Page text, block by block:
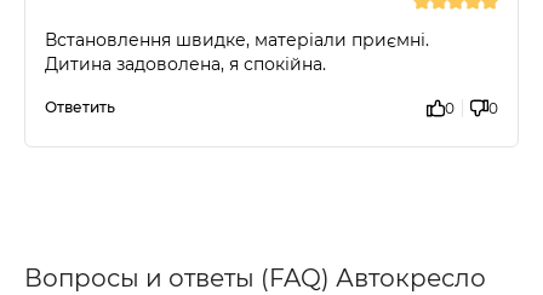
Встановлення швидке, матеріали приємні.
Дитина задоволена, я спокійна.
Ответить 0 0
Вопросы и ответы (FAQ) Автокресло